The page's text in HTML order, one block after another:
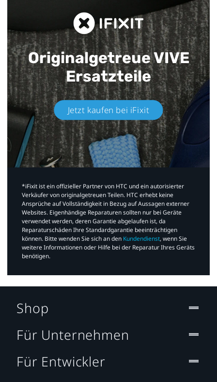
Originalgetreue VIVE
Ersatzteile
Jetzt kaufen bei iFixit​
*iFixit ist ein offizieller Partner von HTC und ein autorisierter
Verkäufer von originalgetreuen Teilen. HTC erhebt keine
Ansprüche auf Vollständigkeit in Bezug auf Aussagen externer
Websites. Eigenhändige Reparaturen sollten nur bei Geräte
verwendet werden, deren Garantie abgelaufen ist, da
Reparaturschäden Ihre Standardgarantie beeinträchtigen
können. Bitte wenden Sie sich an den Kundendienst, wenn Sie
weitere Informationen oder Hilfe bei der Reparatur Ihres Geräts
benötigen.​
Shop
Für Unternehmen
Für Entwickler